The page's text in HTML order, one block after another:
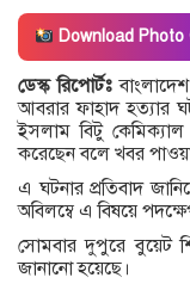
Download Photo
ডেস্ক রিপোর্টঃ
আবরার ফাহাদ হত্যার
ইসলাম বিটু কেমিক্যাল
করেছেন বলে খবর
এ ঘটনার প্রতিবাদ
অবিলম্বে এ বিষয়ে
সোমবার দুপুরে বুয়েট
জানানো হয়েছে।